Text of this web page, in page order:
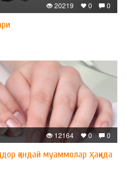
0
0
20219
0
0
12164
қандай муаммолар ҳақида